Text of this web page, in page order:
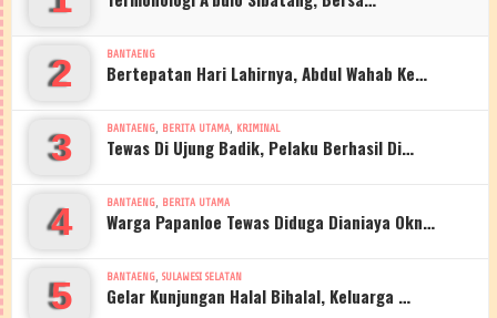
2 BANTAENG
Bertepatan Hari Lahirnya, Abdul Wahab Ke…
3 BANTAENG, BERITA UTAMA, KRIMINAL
Tewas Di Ujung Badik, Pelaku Berhasil Di…
4 BANTAENG, BERITA UTAMA
Warga Papanloe Tewas Diduga Dianiaya Okn…
5 BANTAENG, SULAWESI SELATAN
Gelar Kunjungan Halal Bihalal, Keluarga …